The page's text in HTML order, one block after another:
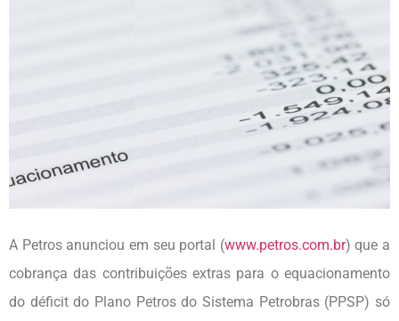
A Petros anunciou em seu portal (www.petros.com.br) que a
cobrança das contribuições extras para o equacionamento
do déficit do Plano Petros do Sistema Petrobras (PPSP) só